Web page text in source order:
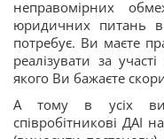
неправомірних
юридичних питань
потребує. Ви маєте
реалізувати за
якого Ви бажаєте
А тому в усіх
співробітникові ДАІ